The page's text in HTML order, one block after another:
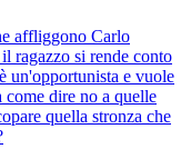
affliggono Carlo
ragazzo si rende conto
un'opportunista e vuole
come dire no a quelle
quella stronza che